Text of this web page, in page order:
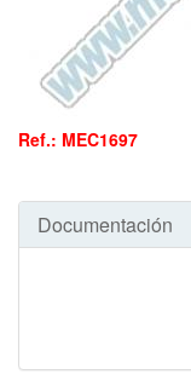
Ref.: MEC1697
Documentación